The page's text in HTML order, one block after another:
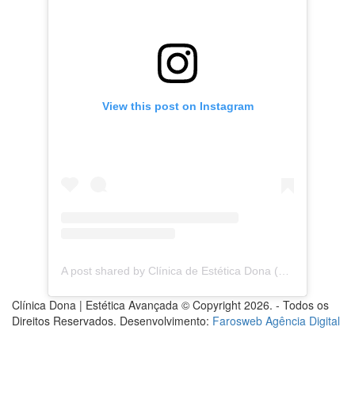
View this post on Instagram
Clínica Dona | Estética Avançada © Copyright 2026. - Todos os
Direitos Reservados. Desenvolvimento: Farosweb Agência Digital